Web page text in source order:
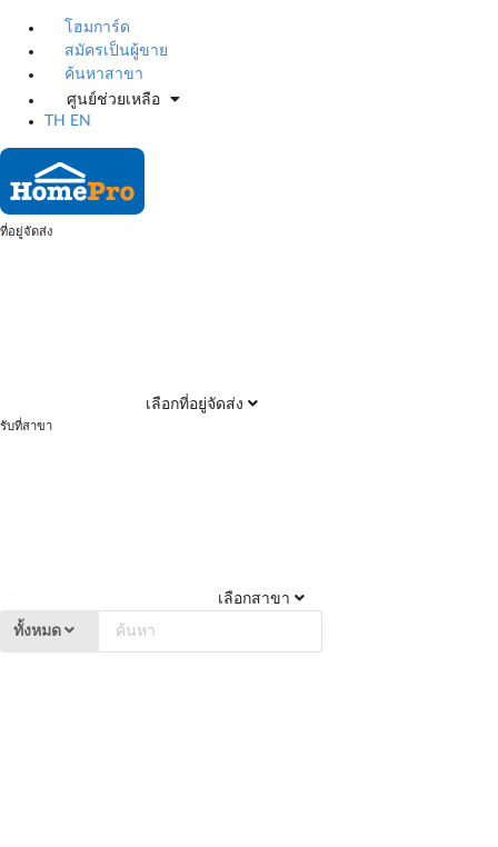
โฮมการ์ด
สมัครเป็นผู้ขาย
ค้นหาสาขา
ศูนย์ช่วยเหลือ
TH
EN
ที่อยู่จัดส่ง
เลือกที่อยู่จัดส่ง
รับที่สาขา
เลือกสาขา
ทั้งหมด